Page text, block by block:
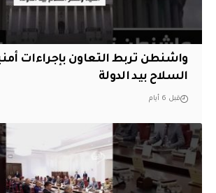
واشنطن تربط التعاون بإجراءات
السلاح بيد الدولة
قبل 6 أيام